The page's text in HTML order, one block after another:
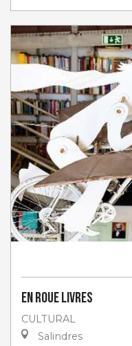
En roue livres
CULTURAL
Salindres